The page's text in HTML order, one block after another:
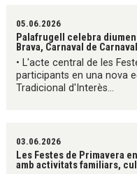
05.06.2026
Palafrugell celebra
Brava, Carnaval de
• L'acte central de les
participants en una nova
Tradicional d'Interès...
03.06.2026
Les Festes de Primavera
amb activitats familiars,